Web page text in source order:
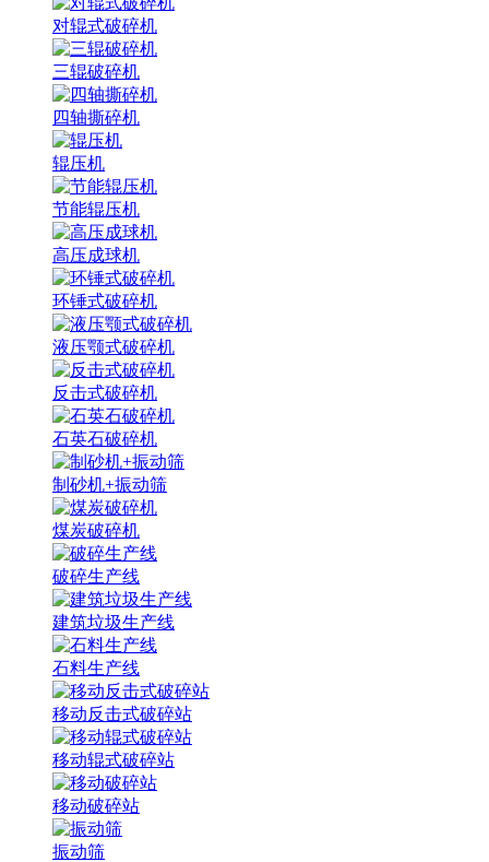
对辊式破碎机
三辊破碎机
四轴撕碎机
辊压机
节能辊压机
高压成球机
环锤式破碎机
液压颚式破碎机
反击式破碎机
石英石破碎机
制砂机+振动筛
煤炭破碎机
破碎生产线
建筑垃圾生产线
石料生产线
移动反击式破碎站
移动辊式破碎站
移动破碎站
振动筛